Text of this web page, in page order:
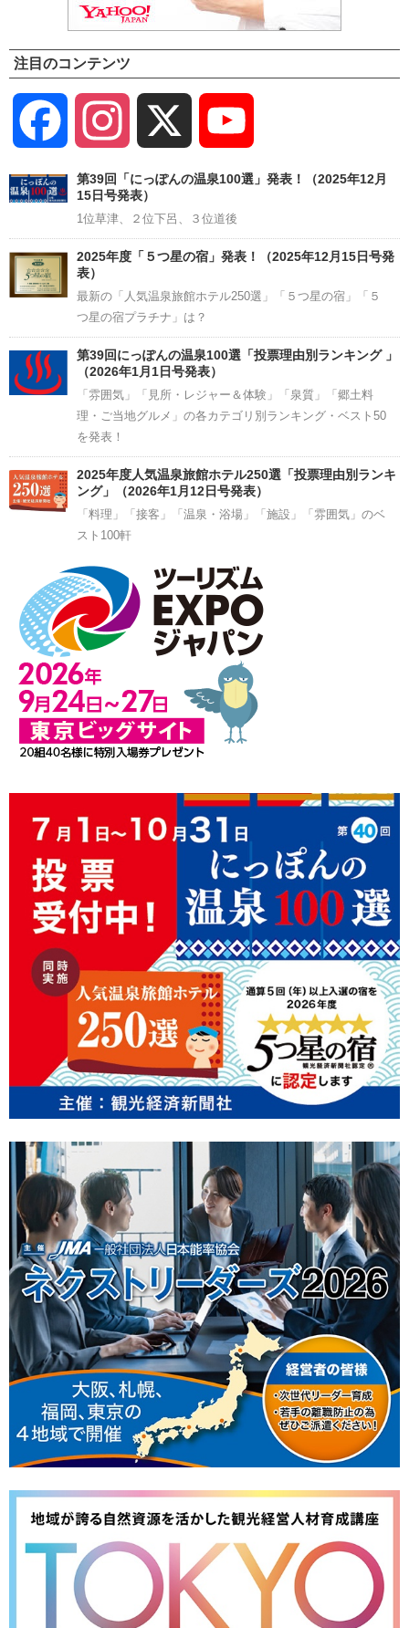
注目のコンテンツ
Facebook Instagram
Channel
第39回「にっぽんの温泉100選」発表！（2025年12月
15日号発表）
1位草津、２位下呂、３位道後
2025年度「５つ星の宿」発表！（2025年12月15日号発
表）
最新の「人気温泉旅館ホテル250選」「５つ星の宿」「５
つ星の宿プラチナ」は？
第39回にっぽんの温泉100選「投票理由別ランキング 」
（2026年1月1日号発表）
「雰囲気」「見所・レジャー＆体験」「泉質」「郷土料
理・ご当地グルメ」の各カテゴリ別ランキング・ベスト50
を発表！
2025年度人気温泉旅館ホテル250選「投票理由別ランキ
ング」（2026年1月12日号発表）
「料理」「接客」「温泉・浴場」「施設」「雰囲気」のベ
スト100軒